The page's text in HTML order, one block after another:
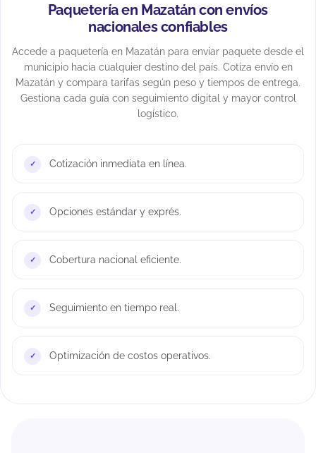
Paquetería en Mazatán con envíos
nacionales confiables
Accede a paquetería en Mazatán para enviar paquete desde el
municipio hacia cualquier destino del país. Cotiza envío en
Mazatán y compara tarifas según peso y tiempos de entrega.
Gestiona cada guía con seguimiento digital y mayor control
logístico.
Cotización inmediata en línea.
Opciones estándar y exprés.
Cobertura nacional eficiente.
Seguimiento en tiempo real.
Optimización de costos operativos.